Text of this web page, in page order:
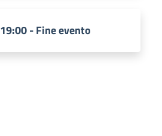
19:00 - Fine evento